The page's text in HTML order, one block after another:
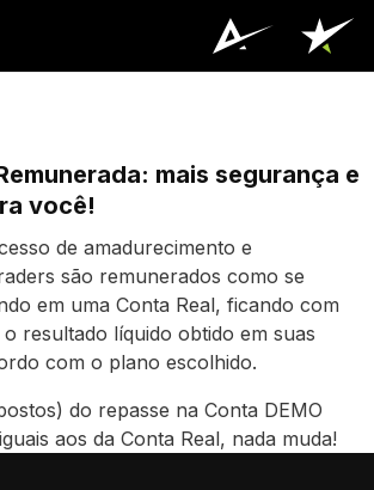
mais segurança e
você!
de amadurecimento e
são remunerados como se
em uma Conta Real, ficando com
resultado líquido obtido em suas
com o plano escolhido.
do repasse na Conta DEMO
aos da Conta Real, nada muda!